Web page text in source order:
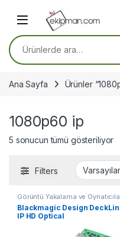
Ara:
Ana Sayfa Ürünler
1080p60 ip
5 sonucun tümü gösteriliyor
Filters
Görüntü Yakalama ve
Blackmagic Design
IP HD Optical